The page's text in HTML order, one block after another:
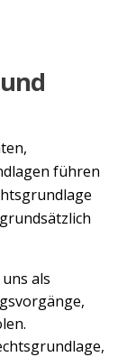
führen
uns als